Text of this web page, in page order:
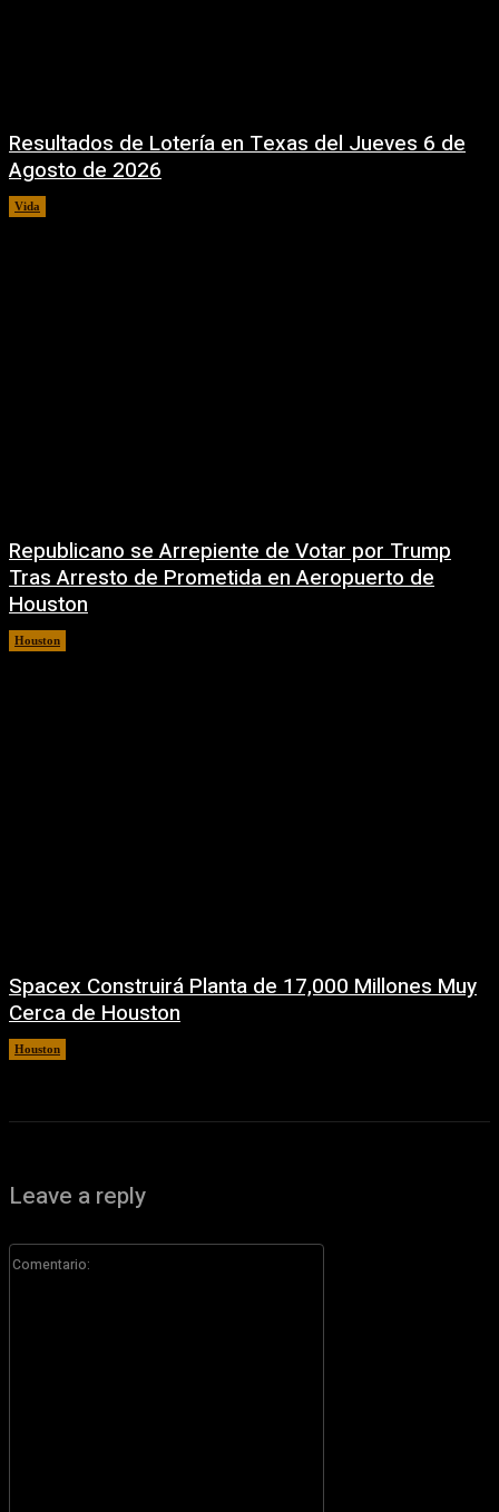
Resultados de Lotería en Texas del Jueves 6 de
Agosto de 2026
Vida
Republicano se Arrepiente de Votar por Trump
Tras Arresto de Prometida en Aeropuerto de
Houston
Houston
Spacex Construirá Planta de 17,000 Millones Muy
Cerca de Houston
Houston
Leave a reply
Comentario: